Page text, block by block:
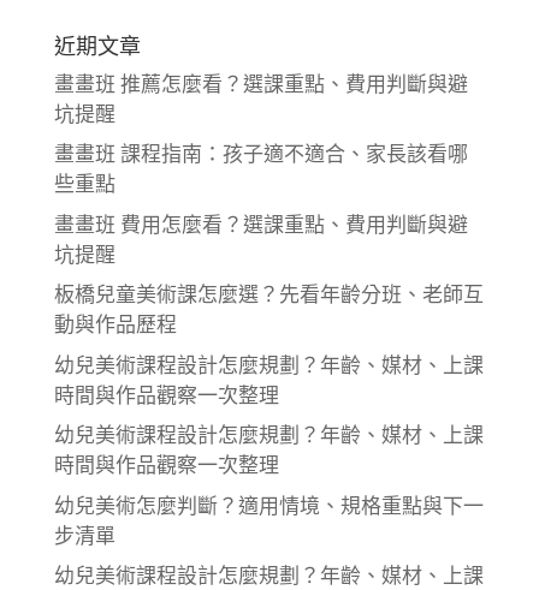
近期文章
畫畫班 推薦怎麼看？選課重點、費用判斷與避
坑提醒
畫畫班 課程指南：孩子適不適合、家長該看哪
些重點
畫畫班 費用怎麼看？選課重點、費用判斷與避
坑提醒
板橋兒童美術課怎麼選？先看年齡分班、老師互
動與作品歷程
幼兒美術課程設計怎麼規劃？年齡、媒材、上課
時間與作品觀察一次整理
幼兒美術課程設計怎麼規劃？年齡、媒材、上課
時間與作品觀察一次整理
幼兒美術怎麼判斷？適用情境、規格重點與下一
步清單
幼兒美術課程設計怎麼規劃？年齡、媒材、上課